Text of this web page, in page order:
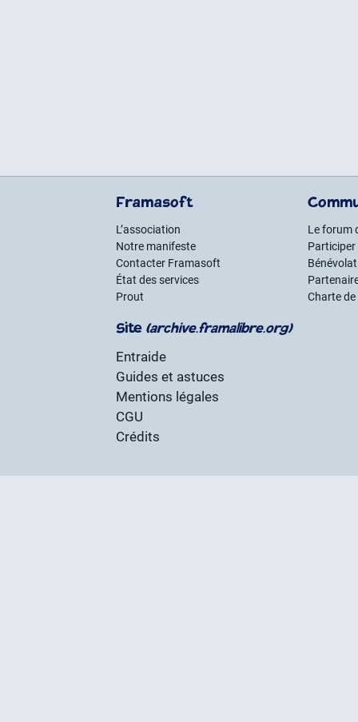
Framasoft
L’association
Notre manifeste
Contacter Framasoft
État des services
Prout
Le forum
Participer
Charte
Site (archive.framalibre.org)
Entraide
Guides et astuces
Mentions légales
CGU
Crédits